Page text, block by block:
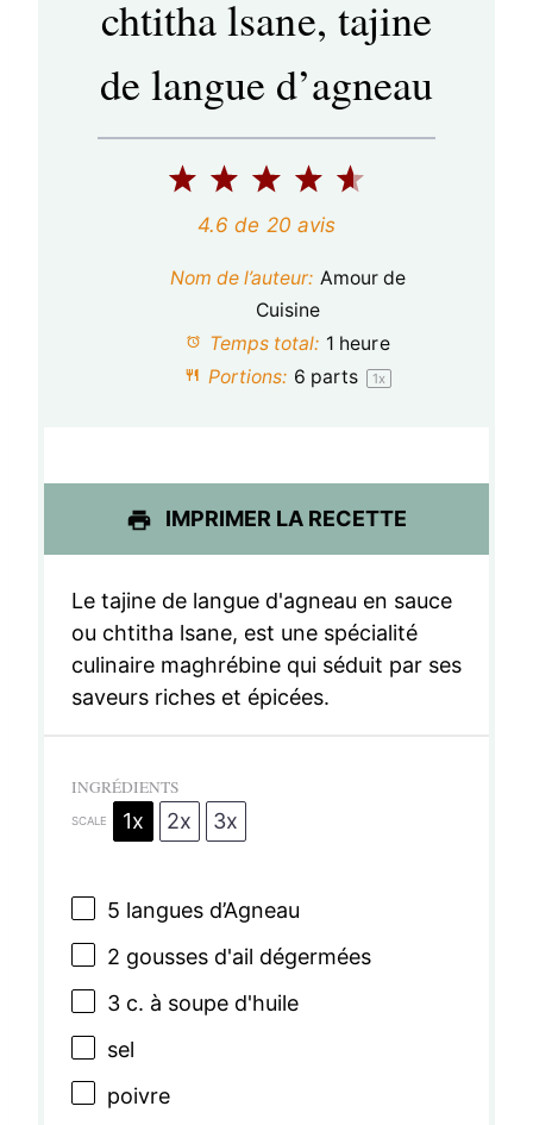
chtitha lsane, tajine
de langue d’agneau
5
t
i
s
4
é
t
s
3
é
t
o
i
s
2
é
t
i
s
1
é
t
i
4.6 de 20 avis
Nom de l’auteur: Amour de
Cuisine
Temps total: 1 heure
Portions: 6 parts 1x
IMPRIMER LA RECETTE
Le tajine de langue d'agneau en sauce
ou chtitha lsane, est une spécialité
culinaire maghrébine qui séduit par ses
saveurs riches et épicées.
INGRÉDIENTS
SCALE 1x 2x 3x
5 langues d’Agneau
2 gousses d'ail dégermées
3c. à soupe d'huile
sel
poivre